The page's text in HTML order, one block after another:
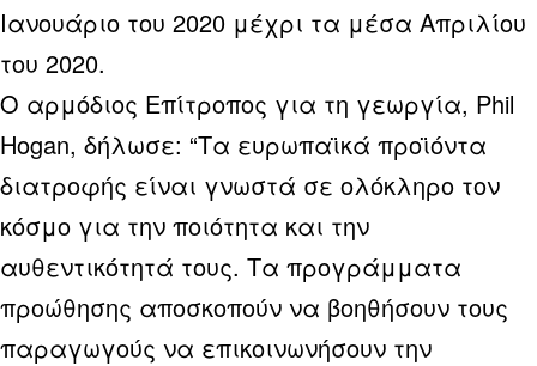
Ιανουάριο του 2020 μέχρι τα μέσα Απριλίου
του 2020.
Ο αρμόδιος Επίτροπος για τη γεωργία, Phil
Hogan, δήλωσε: “Τα ευρωπαϊκά προϊόντα
διατροφής είναι γνωστά σε ολόκληρο τον
κόσμο για την ποιότητα και την
αυθεντικότητά τους. Τα προγράμματα
προώθησης αποσκοπούν να βοηθήσουν τους
παραγωγούς να επικοινωνήσουν την